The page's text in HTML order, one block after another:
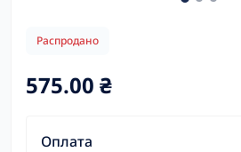
Распродано
575.00 ₴
Оплата